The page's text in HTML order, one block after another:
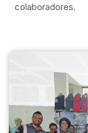
colaboradores.